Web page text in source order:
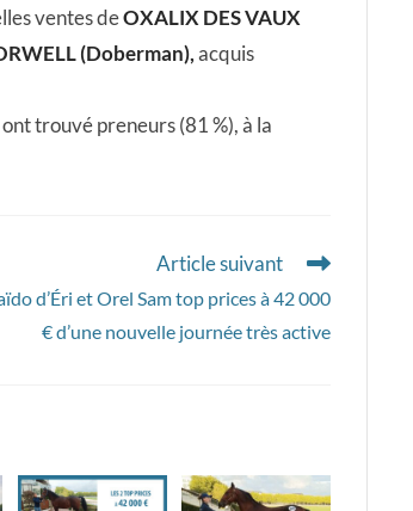
ventes deOXALIX DES VAUX
(Doberman),acquis
trouvé preneurs (81 %), à la
Article suivant
d’Éri et Orel Sam top prices à 42 000
€ d’une nouvelle journée très active